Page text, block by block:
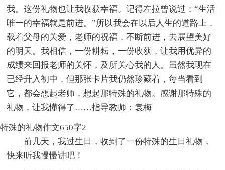
我。这份礼物也让我收获幸福。记得左拉曾说过：“生活
唯一的幸福就是前进。”所以我会在以后人生的道路上，
载着父母的关爱，老师的祝福，不断前进，去展望美好
的明天。我相信，一份耕耘，一份收获，让我用优异的
成绩来回报老师的关怀，及所关心我的人。虽然我现在
已经升入初中，但那张卡片我仍然珍藏着，每当看到
它，都会想起老师，想起那特殊的礼物。感谢那特殊的
礼物，让我懂得了……指导教师：袁梅
特殊的礼物作文650字2
前几天，我过生日，收到了一份特殊的生日礼物，
快来听我慢慢讲吧！